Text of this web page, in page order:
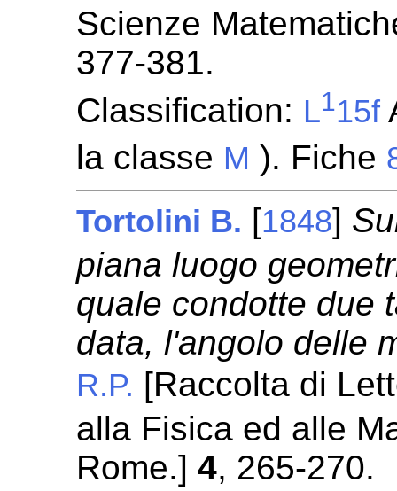
Scienze
377-381.
Classification: L115f
la classe M ). Fiche
Tortolini B. [1848]
piana luogo
quale condotte due
data, l'angolo delle
R.P. [Raccolta di
alla Fisica ed alle
Rome.]4, 265-270.